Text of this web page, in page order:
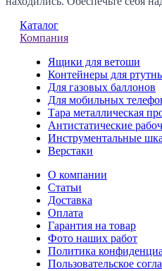
Каталог
Компания
Ящики для ветоши
Контейнеры для
Для газовых баллонов
Для мобильных
Тара металлическая
Антистатические
Инструментальные
Верстаки
О компании
Статьи
Доставка
Оплата
Гарантия на товар
Фото наших работ
Политика
Пользовательское